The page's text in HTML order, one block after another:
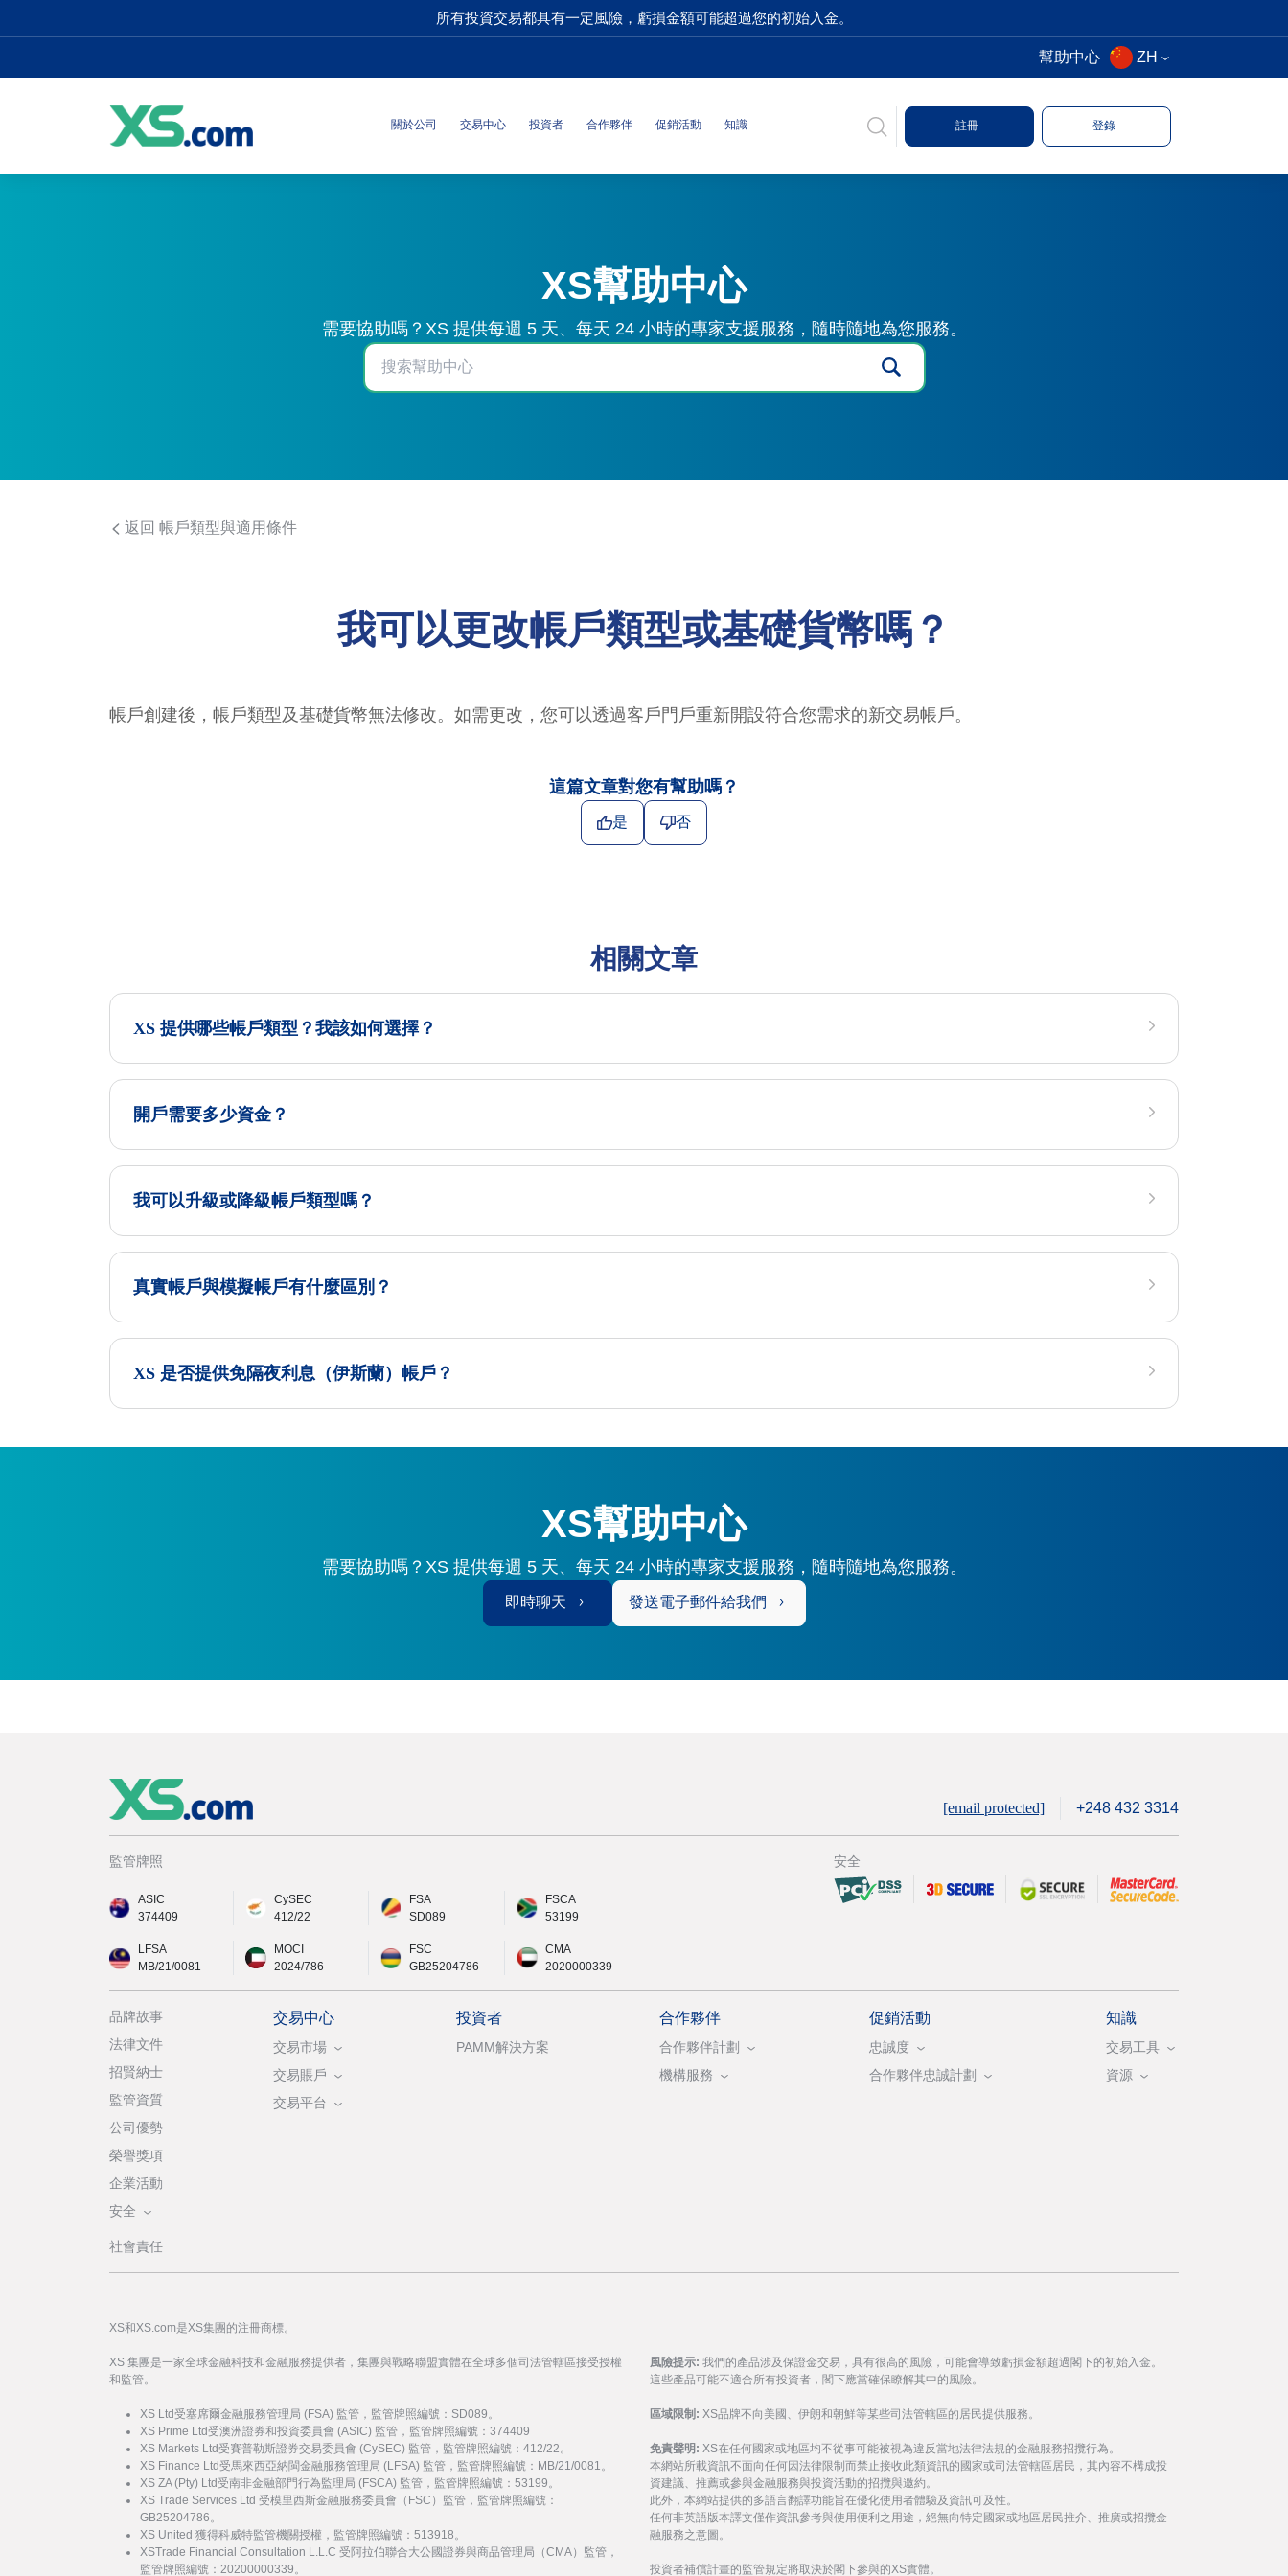
所有投資交易都具有一定風險，虧損金額可能超過您的初始入金。
幫助中心 ZH
關於公司 交易中心 投資者 合作夥伴 促銷活動 知識 註冊 登錄
XS幫助中心
需要協助嗎？XS 提供每週 5 天、每天 24 小時的專家支援服務，隨時隨地為您服務。
返回 帳戶類型與適用條件
我可以更改帳戶類型或基礎貨幣嗎？
帳戶創建後，帳戶類型及基礎貨幣無法修改。如需更改，您可以透過客戶門戶重新開設符合您需求的新交易帳戶。
這篇文章對您有幫助嗎？
是 否
相關文章
XS 提供哪些帳戶類型？我該如何選擇？
開戶需要多少資金？
我可以升級或降級帳戶類型嗎？
真實帳戶與模擬帳戶有什麼區別？
XS 是否提供免隔夜利息（伊斯蘭）帳戶？
XS幫助中心
需要協助嗎？XS 提供每週 5 天、每天 24 小時的專家支援服務，隨時隨地為您服務。
即時聊天 發送電子郵件給我們
[email protected] +248 432 3314
監管牌照
ASIC
374409
CySEC
412/22
FSA
SD089
FSCA
53199
LFSA
MB/21/0081
MOCI
2024/786
FSC
GB25204786
CMA
2020000339
安全
品牌故事
法律文件
招賢納士
監管資質
公司優勢
榮譽獎項
企業活動
安全
社會責任
交易中心
交易市場
交易賬戶
交易平台
投資者
PAMM解決方案
合作夥伴
合作夥伴計劃
機構服務
促銷活動
忠誠度
合作夥伴忠誠計劃
知識
交易工具
資源
XS和XS.com是XS集團的注冊商標。
XS 集團是一家全球金融科技和金融服務提供者，集團與戰略聯盟實體在全球多個司法管轄區接受授權
和監管。
XS Ltd受塞席爾金融服務管理局 (FSA) 監管，監管牌照編號：SD089。
XS Prime Ltd受澳洲證券和投資委員會 (ASIC) 監管，監管牌照編號：374409
XS Markets Ltd受賽普勒斯證券交易委員會 (CySEC) 監管，監管牌照編號：412/22。
XS Finance Ltd受馬來西亞納閩金融服務管理局 (LFSA) 監管，監管牌照編號：MB/21/0081。
XS ZA (Pty) Ltd受南非金融部門行為監理局 (FSCA) 監管，監管牌照編號：53199。
XS Trade Services Ltd 受模里西斯金融服務委員會（FSC）監管，監管牌照編號：
GB25204786。
XS United 獲得科威特監管機關授權，監管牌照編號：513918。
XSTrade Financial Consultation L.L.C 受阿拉伯聯合大公國證券與商品管理局（CMA）監管，
監管牌照編號：20200000339。
風險提示: 我們的產品涉及保證金交易，具有很高的風險，可能會導致虧損金額超過閣下的初始入金。
這些產品可能不適合所有投資者，閣下應當確保瞭解其中的風險。
區域限制: XS品牌不向美國、伊朗和朝鮮等某些司法管轄區的居民提供服務。
免責聲明: XS在任何國家或地區均不從事可能被視為違反當地法律法規的金融服務招攬行為。
本網站所載資訊不面向任何因法律限制而禁止接收此類資訊的國家或司法管轄區居民，其內容不構成投
資建議、推薦或參與金融服務與投資活動的招攬與邀約。
此外，本網站提供的多語言翻譯功能旨在優化使用者體驗及資訊可及性。
任何非英語版本譯文僅作資訊參考與使用便利之用途，絕無向特定國家或地區居民推介、推廣或招攬金
融服務之意圖。
投資者補償計畫的監管規定將取決於閣下參與的XS實體。